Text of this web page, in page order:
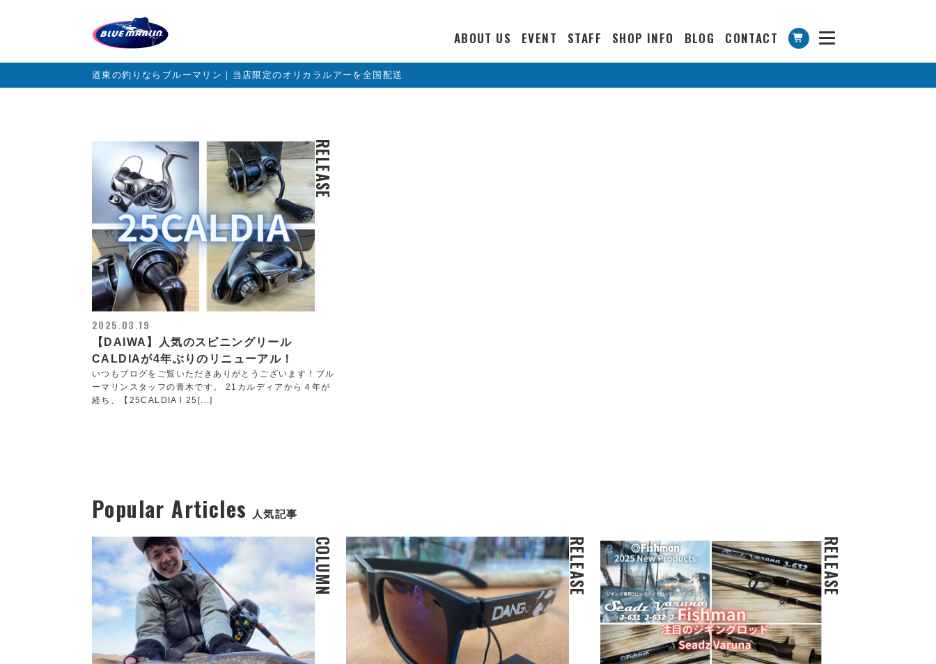
ABOUT US EVENT STAFF SHOP INFO BLOG CONTACT
道東の釣りならブルーマリン｜当店限定のオリカラルアーを全国配送
RELEASE
2025.03.19
【DAIWA】人気のスピニングリール
CALDIAが4年ぶりのリニューアル！
いつもブログをご覧いただきありがとうございます！ブル
ーマリンスタッフの青木です。 21カルディアから４年が
経ち、【25CALDIA l 25[...]
Popular Articles 人気記事
COLUMN RELEASE RELEASE